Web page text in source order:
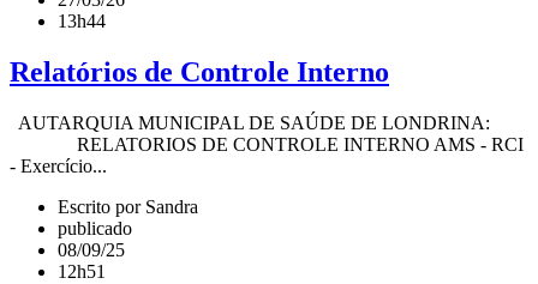
13h44
Relatórios de Controle Interno
AUTARQUIA MUNICIPAL DE SAÚDE DE LONDRINA:
RELATORIOS DE CONTROLE INTERNO AMS - RCI
- Exercício...
Escrito por Sandra
publicado
08/09/25
12h51